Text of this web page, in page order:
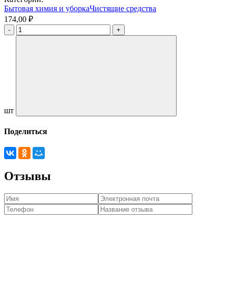
Бытовая химия и уборкаЧистящие средства
174,00 ₽
шт
Поделиться
Отзывы